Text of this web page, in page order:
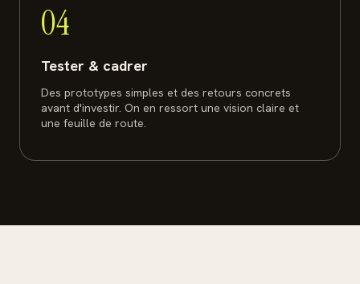
04
Tester & cadrer
Des prototypes simples et des retours concrets
avant d'investir. On en ressort une vision claire et
une feuille de route.